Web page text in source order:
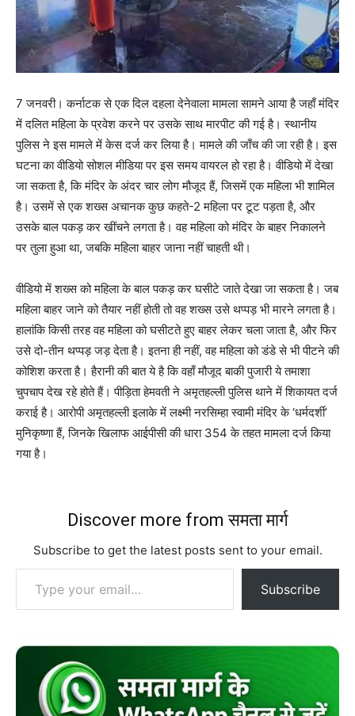
7 जनवरी। कर्नाटक से एक दिल दहला देनेवाला मामला सामने आया है जहाँ मंदिर
में दलित महिला के प्रवेश करने पर उसके साथ मारपीट की गई है। स्थानीय
पुलिस ने इस मामले में केस दर्ज कर लिया है। मामले की जाँच की जा रही है। इस
घटना का वीडियो सोशल मीडिया पर इस समय वायरल हो रहा है। वीडियो में देखा
जा सकता है, कि मंदिर के अंदर चार लोग मौजूद हैं, जिसमें एक महिला भी शामिल
है। उसमें से एक शख्स अचानक कुछ कहते-2 महिला पर टूट पड़ता है, और
उसके बाल पकड़ कर खींचने लगता है। वह महिला को मंदिर के बाहर निकालने
पर तुला हुआ था, जबकि महिला बाहर जाना नहीं चाहती थी।
वीडियो में शख्स को महिला के बाल पकड़ कर घसीटे जाते देखा जा सकता है। जब
महिला बाहर जाने को तैयार नहीं होती तो वह शख्स उसे थप्पड़ भी मारने लगता है।
हालांकि किसी तरह वह महिला को घसीटते हुए बाहर लेकर चला जाता है, और फिर
उसे दो-तीन थप्पड़ जड़ देता है। इतना ही नहीं, वह महिला को डंडे से भी पीटने की
कोशिश करता है। हैरानी की बात ये है कि वहाँ मौजूद बाकी पुजारी ये तमाशा
चुपचाप देख रहे होते हैं। पीड़िता हेमवती ने अमृतहल्ली पुलिस थाने में शिकायत दर्ज
कराई है। आरोपी अमृतहल्ली इलाके में लक्ष्मी नरसिम्हा स्वामी मंदिर के ‘धर्मदर्शी’
मुनिकृष्णा हैं, जिनके खिलाफ आईपीसी की धारा 354 के तहत मामला दर्ज किया
गया है।
Discover more from समता मार्ग
Subscribe to get the latest posts sent to your email.
Type your email…
Subscribe